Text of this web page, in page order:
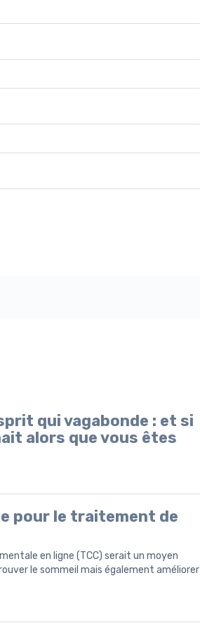
qui vagabonde : et si
alors que vous êtes
pour le traitement de
en ligne (TCC) serait un moyen
le sommeil mais également améliorer